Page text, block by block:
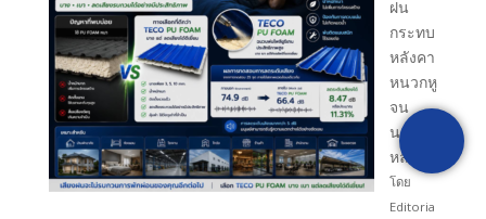
ฝน
กระทบ
หลังคา
หนวกหู
จน
นอนไม่
หลับ?
โดย
Editoria
[fluentform id="1"]